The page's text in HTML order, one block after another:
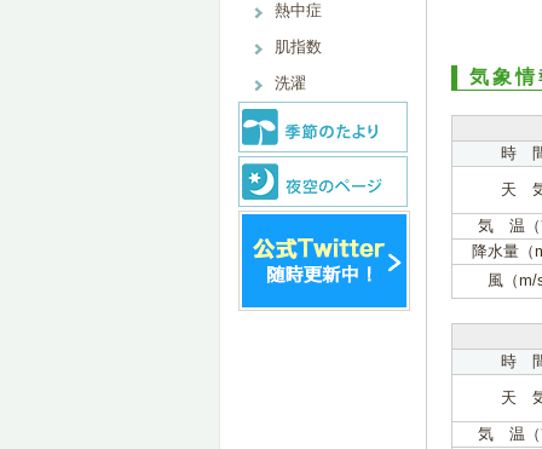
熱中症
肌指数
洗濯
気象情
時
天
気 温
降水量（
風（m/
時
天
気 温